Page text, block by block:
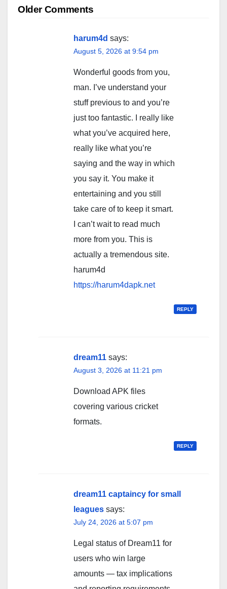
Comment
Older Comments
harum4d says:
August 5, 2026 at 9:54 pm
Wonderful goods from you,
man. I’ve understand your
stuff previous to and you’re
just too fantastic. I really like
what you’ve acquired here,
really like what you’re
saying and the way in which
you say it. You make it
entertaining and you still
take care of to keep it smart.
I can’t wait to read much
more from you. This is
actually a tremendous site.
harum4d
https://harum4dapk.net
REPLY
dream11 says:
August 3, 2026 at 11:21 pm
Download APK files
covering various cricket
formats.
REPLY
dream11 captaincy for small
leagues says:
July 24, 2026 at 5:07 pm
Legal status of Dream11 for
users who win large
amounts — tax implications